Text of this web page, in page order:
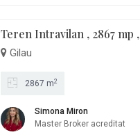
Teren Intravilan , 2867 mp
Gilau
2867 m2
Simona Miron
Master Broker acreditat